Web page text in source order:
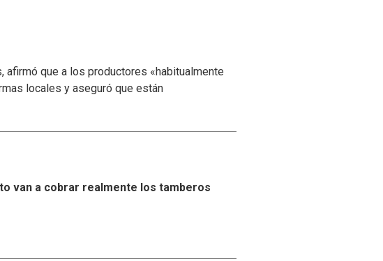
que a los productores «habitualmente
locales y aseguró que están
van a cobrar realmente los tamberos